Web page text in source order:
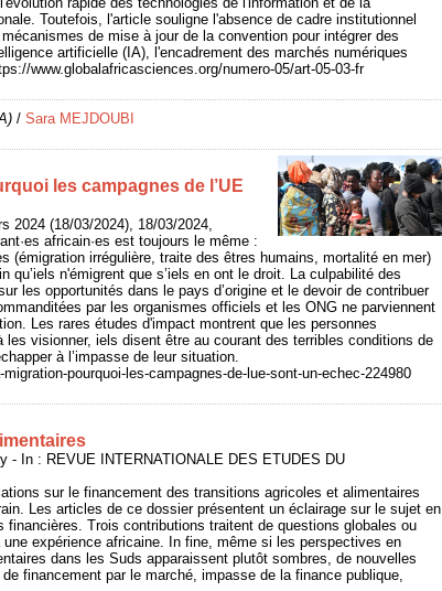
Toutefois, l'article souligne l'absence de cadre institutionnel
de mise à jour de la convention pour intégrer des
artificielle (IA), l'encadrement des marchés numériques
www.globalafricasciences.org/numero-05/art-05-03-fr
/ Sara MEJDOUBI
les campagnes de l’UE
2024 (18/03/2024), 18/03/2024,
africain·es est toujours le même :
(émigration irrégulière, traite des êtres humains, mortalité en mer)
n'émigrent que s’iels en ont le droit. La culpabilité des
les opportunités dans le pays d’origine et le devoir de contribuer
par les organismes officiels et les ONG ne parviennent
Les rares études d'impact montrent que les personnes
visionner, iels disent être au courant des terribles conditions de
à l’impasse de leur situation.
pourquoi-les-campagnes-de-lue-sont-un-echec-224980
In : REVUE INTERNATIONALE DES ETUDES DU
sur le financement des transitions agricoles et alimentaires
Les articles de ce dossier présentent un éclairage sur le sujet en
Trois contributions traitent de questions globales ou
expérience africaine. In fine, même si les perspectives en
dans les Suds apparaissent plutôt sombres, de nouvelles
financement par le marché, impasse de la finance publique,